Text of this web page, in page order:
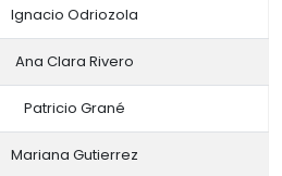
Ignacio Odriozola
Ana Clara Rivero
Patricio Grané
Mariana Gutierrez